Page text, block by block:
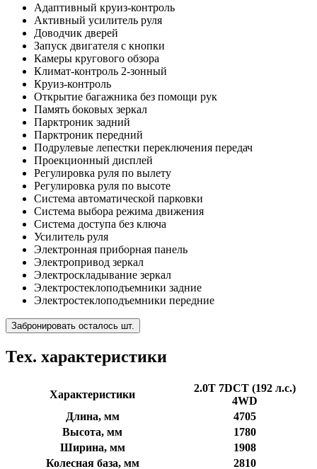
Адаптивный круиз-контроль
Активный усилитель руля
Доводчик дверей
Запуск двигателя с кнопки
Камеры кругового обзора
Климат-контроль 2-зонный
Круиз-контроль
Открытие багажника без помощи рук
Память боковых зеркал
Парктроник задний
Парктроник передний
Подрулевые лепестки переключения передач
Проекционный дисплей
Регулировка руля по вылету
Регулировка руля по высоте
Система автоматической парковки
Система выбора режима движения
Система доступа без ключа
Усилитель руля
Электронная приборная панель
Электропривод зеркал
Электроскладывание зеркал
Электростеклоподъемники задние
Электростеклоподъемники передние
Забронировать осталось шт.
Тех. характеристики
Характеристики
2.0T 7DCT (192 л.с.)
4WD
Длина, мм
4705
Высота, мм
1780
Ширина, мм
1908
Колесная база, мм
2810